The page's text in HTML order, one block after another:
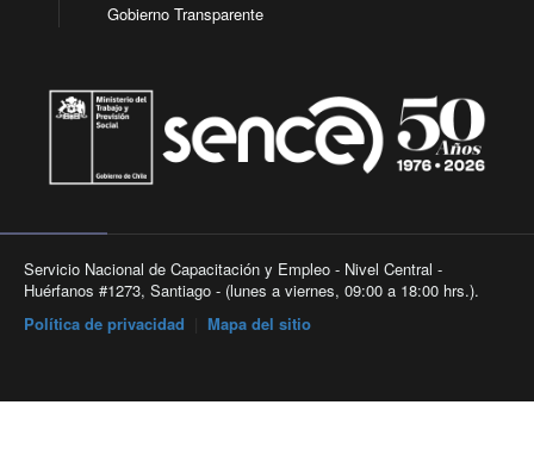
Gobierno Transparente
Servicio Nacional de Capacitación y Empleo - Nivel Central -
Huérfanos #1273, Santiago - (lunes a viernes, 09:00 a 18:00 hrs.).
Política de privacidad
Mapa del sitio